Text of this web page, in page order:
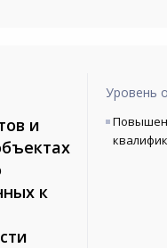
и
к
Уровень